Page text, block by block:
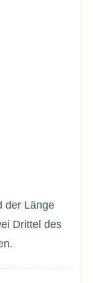
der Länge
Drittel des